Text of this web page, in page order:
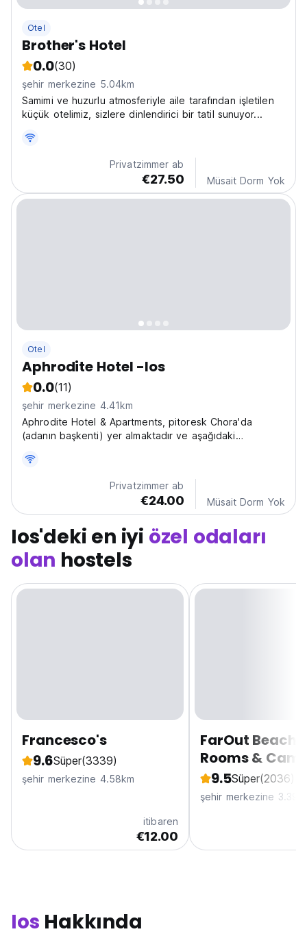
Otel
Brother's Hotel
0.0(30)
şehir merkezine 5.04km
Samimi ve huzurlu atmosferiyle aile tarafından işletilen
küçük otelimiz, sizlere dinlendirici bir tatil sunuyor...
Privatzimmer ab
€27.50 Müsait Dorm Yok
Otel
Aphrodite Hotel -Ios
0.0(11)
şehir merkezine 4.41km
Aphrodite Hotel & Apartments, pitoresk Chora'da
(adanın başkenti) yer almaktadır ve aşağıdaki
Privatzimmer ab
€24.00 Müsait Dorm Yok
Ios'deki en iyi özel odaları
olan hostels
Francesco's
9.6Süper(3339)
şehir merkezine 4.58km
itibaren
€12.00
FarOut
Rooms &
9.5Süper(2036)
şehir merkezine
Ios Hakkında